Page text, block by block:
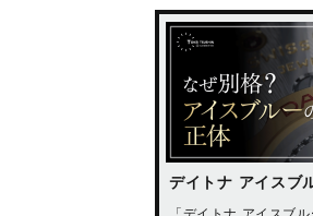
デイトナ アイスブ